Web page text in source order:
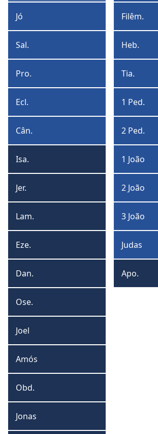
Jó
Jó
Salmos
Sal.
Provérbios
Pro.
Eclesiastes
Ecl.
Cântico
de
Salomão
Cân.
Isaías
Isa.
Jeremias
Jer.
Lamentações
Lam.
Ezequiel
Eze.
Daniel
Dan.
Oseias
Ose.
Joel
Joel
Amós
Amós
Obadias
Obd.
Jonas
Jonas
Filêmon
Filêm.
Hebreus
Heb.
Tiago
Tia.
1
Pedro
1 Ped.
2
Pedro
2 Ped.
1
João
1 João
2
João
2 João
3
João
3 João
Judas
Judas
Apocalipse
Apo.